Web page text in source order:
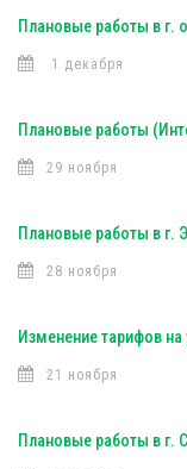
Плановые работы в г.
1 декабря
Плановые работы
29 ноября
Плановые работы в г.
28 ноября
Изменение тарифов на
21 ноября
Плановые работы в г.